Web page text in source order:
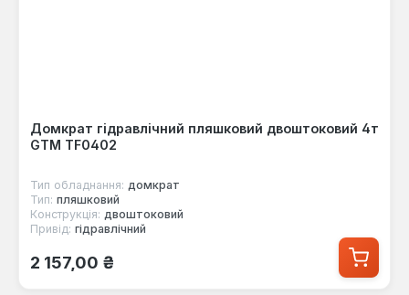
Домкрат гідравлічний пляшковий двоштоковий 4т
GTM TF0402
Тип обладнання: домкрат
Тип: пляшковий
Конструкція: двоштоковий
Привід: гідравлічний
Звичайна ціна:
2 157,00 ₴